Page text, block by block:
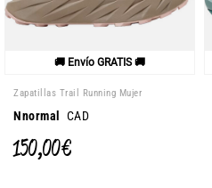
🚚 Envío GRATIS 🚚
Zapatillas Trail Running Mujer
Nnormal CAD
150,00 €